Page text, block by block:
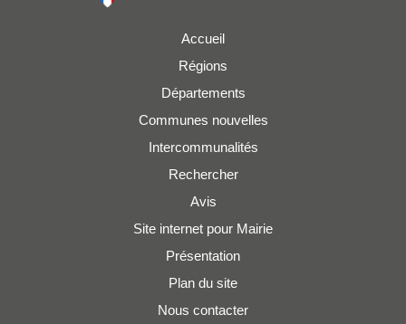
Accueil
Régions
Départements
Communes nouvelles
Intercommunalités
Rechercher
Avis
Site internet pour Mairie
Présentation
Plan du site
Nous contacter